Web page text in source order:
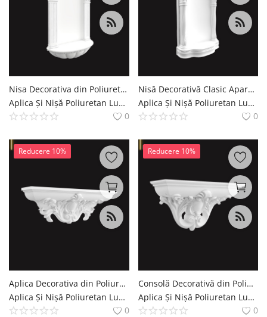
Nisa Decorativa din Poliuretan Clasica P09 25x68x107 cm
Aplica Și Nișă Poliuretan Lumina de Perete si Nisa Decoratiuni Casa polure
0
Nisă Decorativă Clasic Aparentă din Poliuretan 20x51x94 cm
Aplica Și Nișă Poliuretan Lumina de Perete si Nisa Decoratiuni Casa polure
0
Reducere 10%
Aplica Decorativa din Poliuretan cu Frunze de Acant 11x51 cm
Aplica Și Nișă Poliuretan Lumina de Perete si Nisa Decoratiuni Casa polure
0
Reducere 10%
Consolă Decorativă din Poliuretan 10x34x17 cm Clasică
Aplica Și Nișă Poliuretan Lumina de Perete si Nisa Decoratiuni Casa polure
0